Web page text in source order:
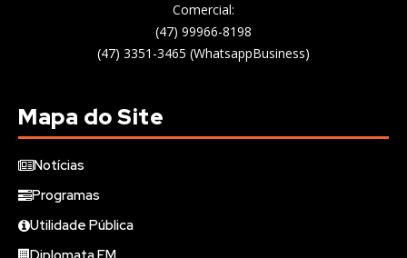
Comercial:
(47) 99966-8198
(47) 3351-3465 (WhatsappBusiness)
Mapa do Site
Notícias
Programas
Utilidade Pública